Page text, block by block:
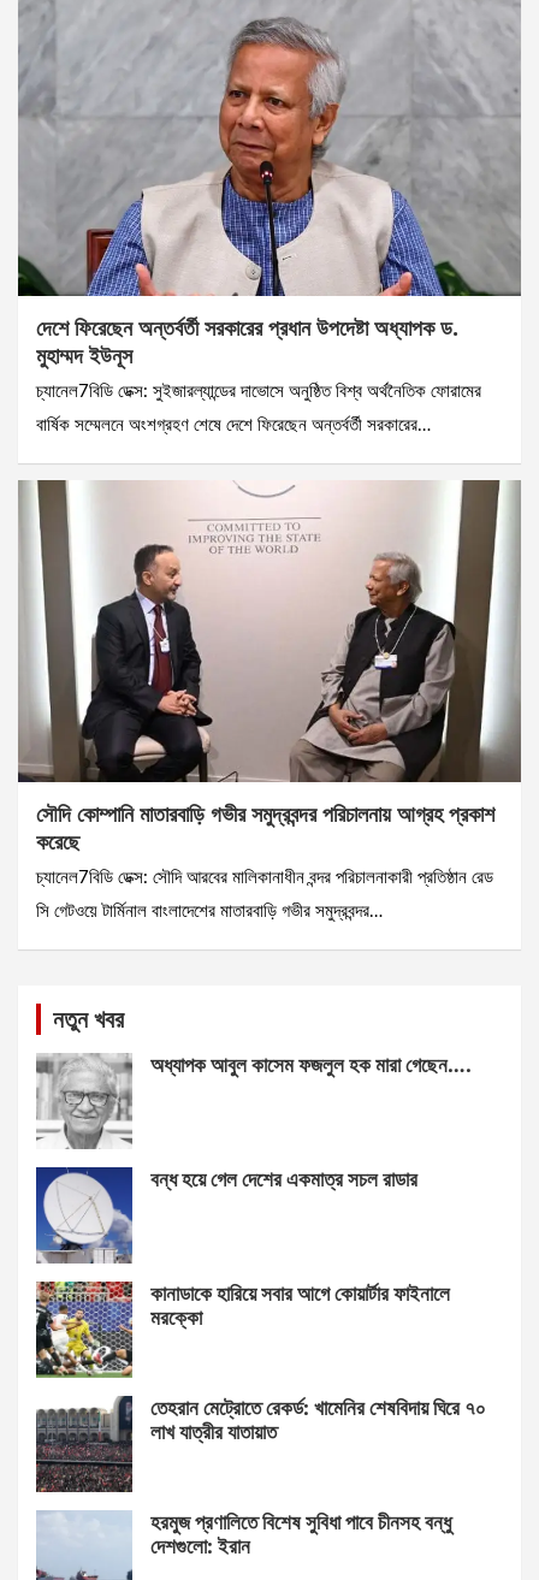
দেশে ফিরেছেন অন্তর্বর্তী সরকারের প্রধান উপদেষ্টা অধ্যাপক ড.
মুহাম্মদ ইউনূস
চ্যানেল7বিডি ডেক্স: সুইজারল্যান্ডের দাভোসে অনুষ্ঠিত বিশ্ব অর্থনৈতিক ফোরামের
বার্ষিক সম্মেলনে অংশগ্রহণ শেষে দেশে ফিরেছেন অন্তর্বর্তী সরকারের…
সৌদি কোম্পানি মাতারবাড়ি গভীর সমুদ্রবন্দর পরিচালনায় আগ্রহ প্রকাশ
করেছে
চ্যানেল7বিডি ডেক্স: সৌদি আরবের মালিকানাধীন বন্দর পরিচালনাকারী প্রতিষ্ঠান রেড
সি গেটওয়ে টার্মিনাল বাংলাদেশের মাতারবাড়ি গভীর সমুদ্রবন্দর…
নতুন খবর
অধ্যাপক আবুল কাসেম ফজলুল হক মারা গেছেন….
বন্ধ হয়ে গেল দেশের একমাত্র সচল রাডার
কানাডাকে হারিয়ে সবার আগে কোয়ার্টার ফাইনালে
মরক্কো
তেহরান মেট্রোতে রেকর্ড: খামেনির শেষবিদায় ঘিরে ৭০
লাখ যাত্রীর যাতায়াত
হরমুজ প্রণালিতে বিশেষ সুবিধা পাবে চীনসহ বন্ধু
দেশগুলো: ইরান